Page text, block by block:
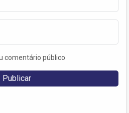
comentário público